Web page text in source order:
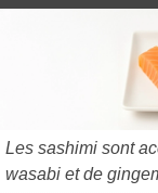
Les sashimi sont
wasabi et de